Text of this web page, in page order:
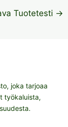
Tuotetesti →
joka tarjoaa
työkaluista,